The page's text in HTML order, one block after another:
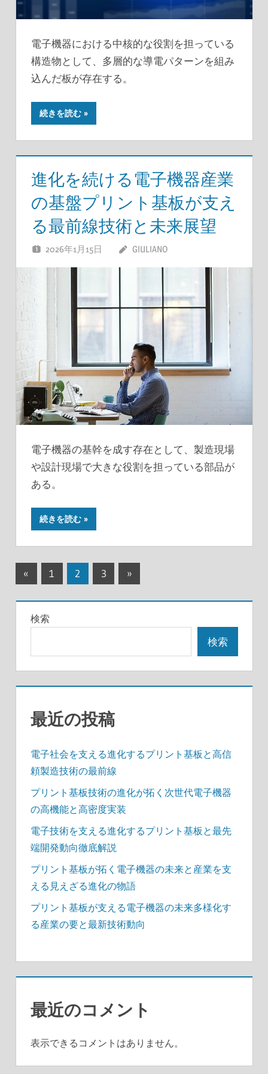
電子機器における中核的な役割を担っている
構造物として、多層的な導電パターンを組み
込んだ板が存在する。
続きを読む
進化を続ける電子機器産業
の基盤プリント基板が支え
る最前線技術と未来展望
2026年1月15日 GIULIANO
電子機器の基幹を成す存在として、製造現場
や設計現場で大きな役割を担っている部品が
ある。
続きを読む
投
の
ジ
送
«
事
1 2 3
次
事
»
検索
検索
最近の投稿
電子社会を支える進化するプリント基板と高信
頼製造技術の最前線
プリント基板技術の進化が拓く次世代電子機器
の高機能と高密度実装
電子技術を支える進化するプリント基板と最先
端開発動向徹底解説
プリント基板が拓く電子機器の未来と産業を支
える見えざる進化の物語
プリント基板が支える電子機器の未来多様化す
る産業の要と最新技術動向
最近のコメント
表示できるコメントはありません。